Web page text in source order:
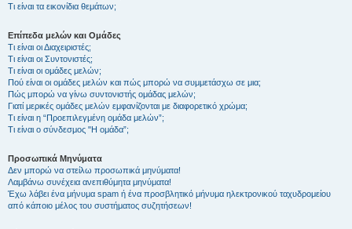
Τι είναι τα εικονίδια θεμάτων;
Επίπεδα μελών και Ομάδες
Τι είναι οι Διαχειριστές;
Τι είναι οι Συντονιστές;
Τι είναι οι ομάδες μελών;
Πού είναι οι ομάδες μελών και πώς μπορώ να συμμετάσχω σε μια;
Πώς μπορώ να γίνω συντονιστής ομάδας μελών;
Γιατί μερικές ομάδες μελών εμφανίζονται με διαφορετικό χρώμα;
Τι είναι η “Προεπιλεγμένη ομάδα μελών”;
Τι είναι ο σύνδεσμος "Η ομάδα”;
Προσωπικά Μηνύματα
Δεν μπορώ να στείλω προσωπικά μηνύματα!
Λαμβάνω συνέχεια ανεπιθύμητα μηνύματα!
Έχω λάβει ένα μήνυμα spam ή ένα προσβλητικό μήνυμα ηλεκτρονικού ταχυδρομείου
από κάποιο μέλος του συστήματος συζητήσεων!